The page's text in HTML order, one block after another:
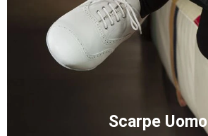
Scarpe Uomo